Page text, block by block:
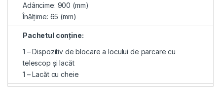
Adâncime: 900 (mm)
Înălțime: 65 (mm)
Pachetul conține:
1 – Dispozitiv de blocare a locului de parcare cu
telescop şi lacăt
1 – Lacăt cu cheie